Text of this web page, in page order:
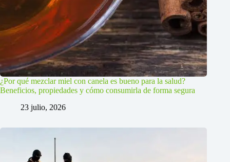
¿Por qué mezclar miel con canela es bueno para la salud?
Beneficios, propiedades y cómo consumirla de forma segura
23 julio, 2026